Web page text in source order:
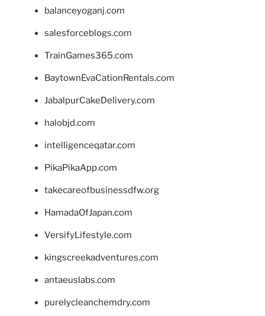
balanceyoganj.com
salesforceblogs.com
TrainGames365.com
BaytownEvaCationRentals.com
JabalpurCakeDelivery.com
halobjd.com
intelligenceqatar.com
PikaPikaApp.com
takecareofbusinessdfw.org
HamadaOfJapan.com
VersifyLifestyle.com
kingscreekadventures.com
antaeuslabs.com
purelycleanchemdry.com